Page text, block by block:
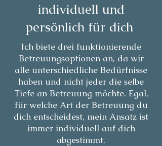
individuell und
persönlich für dich
Ich biete drei funktionierende
Betreuungsoptionen an, da wir
alle unterschiedliche Bedürfnisse
haben und nicht jeder die selbe
Tiefe an Betreuung möchte. Egal,
für welche Art der Betreuung du
dich entscheidest, mein Ansatz ist
immer individuell auf dich
abgestimmt.